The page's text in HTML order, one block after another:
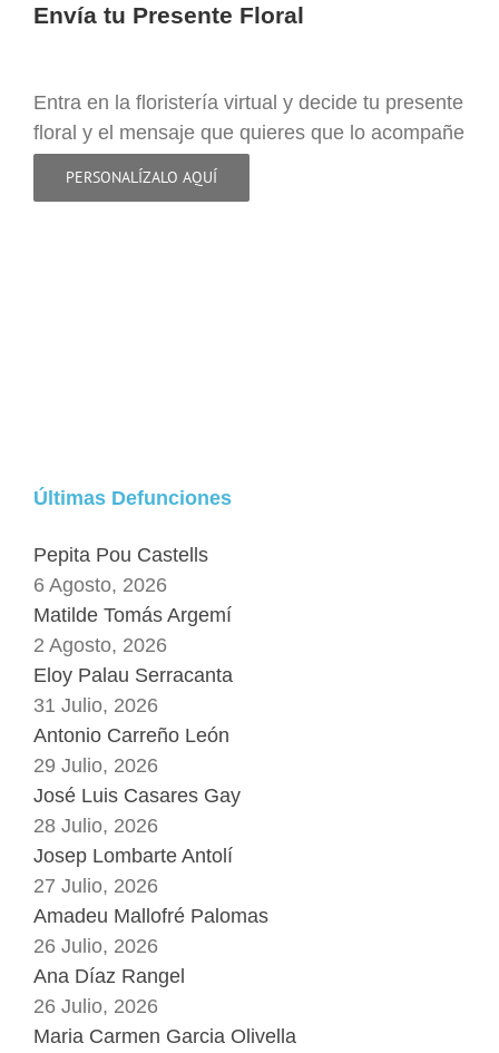
Envía tu Presente Floral
Entra en la floristería virtual y decide tu presente
floral y el mensaje que quieres que lo acompañe
PERSONALÍZALO AQUÍ
Últimas Defunciones
Pepita Pou Castells
6 Agosto, 2026
Matilde Tomás Argemí
2 Agosto, 2026
Eloy Palau Serracanta
31 Julio, 2026
Antonio Carreño León
29 Julio, 2026
José Luis Casares Gay
28 Julio, 2026
Josep Lombarte Antolí
27 Julio, 2026
Amadeu Mallofré Palomas
26 Julio, 2026
Ana Díaz Rangel
26 Julio, 2026
Maria Carmen Garcia Olivella